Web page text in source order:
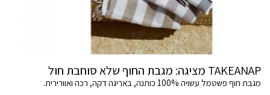
TAKEANAP מציגה: מגבת החוף שלא סוחבת חול
מגבת חוף פשטמל עשויה 100% כותנה, באריגה דקה, רכה ואוורירית.